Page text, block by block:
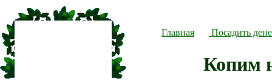
Главная Посадить
Копим